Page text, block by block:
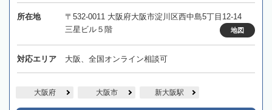
所在地
〒532-0011 大阪府大阪市淀川区西中島5丁目12-14
三星ビル５階
地図
対応エリア 大阪、全国オンライン相談可
大阪府 大阪市 新大阪駅